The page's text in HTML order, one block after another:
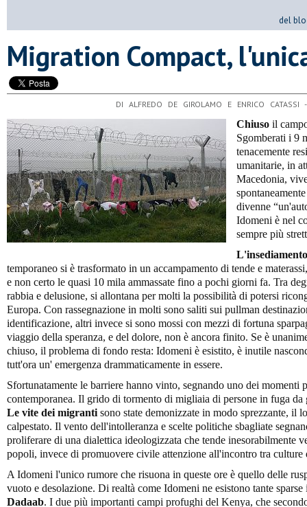
del
Migration Compact,
DI ALFREDO DE GIROLAMO E ENRICO
Chiuso il
Sgomberati i 9
tenacemente
umanitarie, in
Macedonia,
divenne
Idomeni è nel
sempre più
L'insediamento
temporaneo si è trasformato in un accampamento di tende e
e non certo le quasi 10 mila ammassate fino a pochi giorni fa. Tra
rabbia e delusione, si allontana per molti la possibilità di potersi
Europa. Con rassegnazione in molti sono saliti sui pullman
identificazione, altri invece si sono mossi con mezzi di fortuna
viaggio della speranza, e del dolore, non è ancora finito. Se è
chiuso, il problema di fondo resta: Idomeni è esistito, è inutile
tutt'ora un' emergenza drammaticamente in essere.
Sfortunatamente le barriere hanno vinto, segnando uno dei momenti
contemporanea. Il grido di tormento di migliaia di persone in fuga da
Le vite dei migranti sono state demonizzate in modo sprezzante, il
calpestato. Il vento dell'intolleranza e scelte politiche sbagliate
proliferare di una dialettica ideologizzata che tende inesorabilmente
popoli, invece di promuovere civile attenzione all'incontro tra culture
A Idomeni l'unico rumore che risuona in queste ore è quello delle
vuoto e desolazione. Di realtà come Idomeni ne esistono tante
Dadaab. I due più importanti campi profughi del Kenya, che